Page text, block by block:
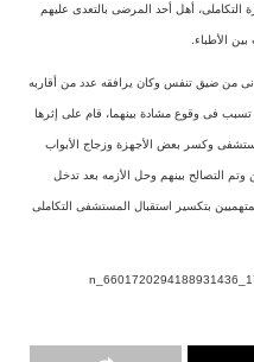
أهل أحد المرضى بالتعدى عليهم
الأطباء.
من ضيق تنفس وكان يرافقه عدد من أقاربه
تسبب فى وقوع مشادة بينهما، قام على إثرها
وكسر بعض الأجهزة وزجاج الأبواب
التصالح بينهم وحل الأزمه بعد تدخل
بتكسير استقبال المستشفى التكاملى